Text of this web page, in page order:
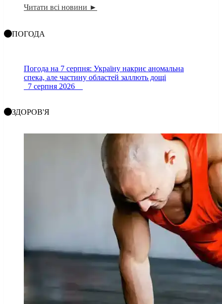
Читати всі новини ►
ПОГОДА
Погода на 7 серпня: Україну накриє аномальна
спека, але частину областей заллють дощі
7 серпня 2026
ЗДОРОВ'Я